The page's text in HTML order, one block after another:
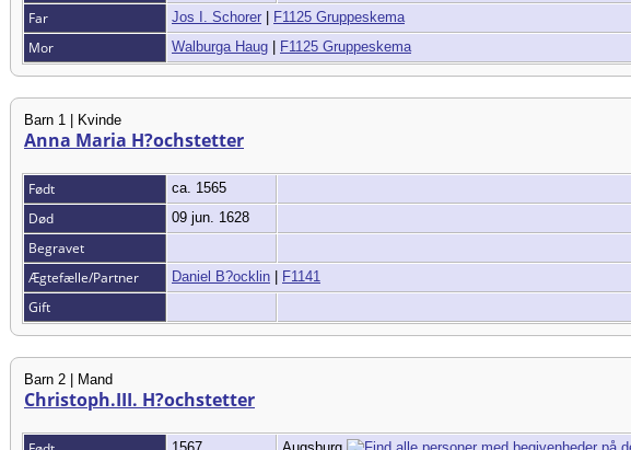
Far
Jos I. Schorer F1125 Gruppeskema
Mor Walburga Haug F1125 Gruppeskema
Barn 1 | Kvinde
Anna Maria H?ochstetter
Født ca. 1565
Død 09 jun. 1628
Begravet
Ægtefælle/Partner
Daniel B?ocklin F1141
Gift
Barn 2 | Mand
Christoph.III. H?ochstetter